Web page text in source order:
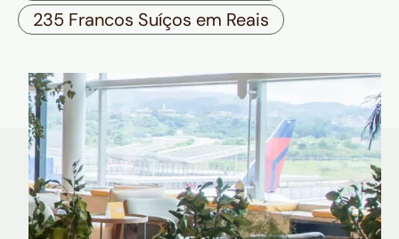
235 Francos Suíços em Reais
Quem é Nomad tem
muito mais